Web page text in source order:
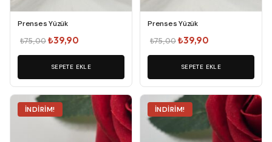
Prenses Yüzük
₺75,00Orijinal
fiyat:
₺75,00.
₺39,90
andaki
fiyat:
₺39,90.
SEPETE EKLE
Prenses Yüzük
₺75,00Orijinal
fiyat:
₺75,00.
₺39,90
andaki
fiyat:
₺39,90.
SEPETE EKLE
İNDIRIM! İNDIRIM!